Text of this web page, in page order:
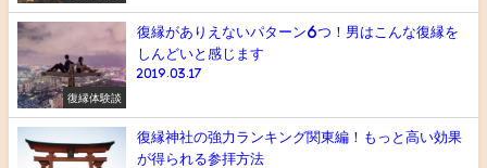
復縁体験談
復縁がありえないパターン6つ！男はこんな復縁を
しんどいと感じます
2019.03.17
復縁神社の強力ランキング関東編！もっと高い効果
が得られる参拝方法